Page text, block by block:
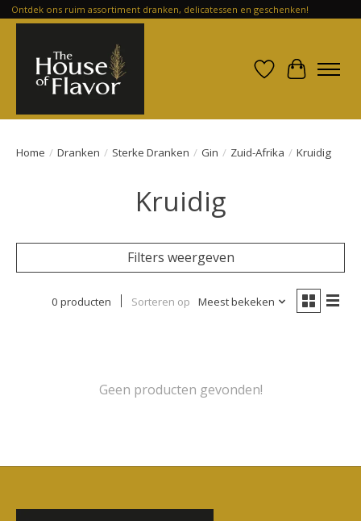
Ontdek ons ruim assortiment dranken, delicatessen en geschenken!
Verlanglijst
Home / Dranken / Sterke Dranken / Gin / Zuid-Afrika / Kruidig
Kruidig
Filters weergeven
0 producten Sorteren op Meest bekeken
Geen producten gevonden!